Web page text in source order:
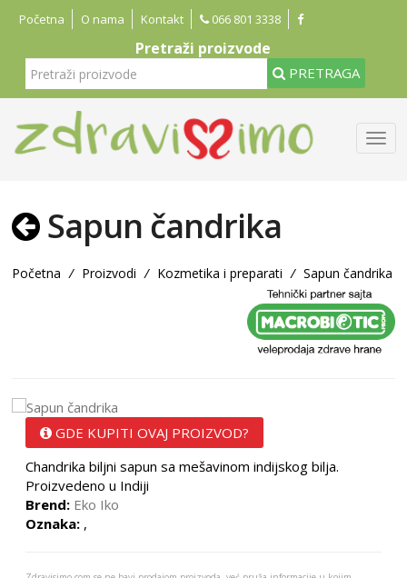
Početna O nama Kontakt 066 801 3338
Pretraži proizvode
PRETRAGA
Sapun čandrika
Početna / Proizvodi / Kozmetika i preparati / Sapun čandrika
GDE KUPITI OVAJ PROIZVOD?
Chandrika biljni sapun sa mešavinom indijskog bilja.
Proizvedeno u Indiji
Brend: Eko Iko
Oznaka: ,